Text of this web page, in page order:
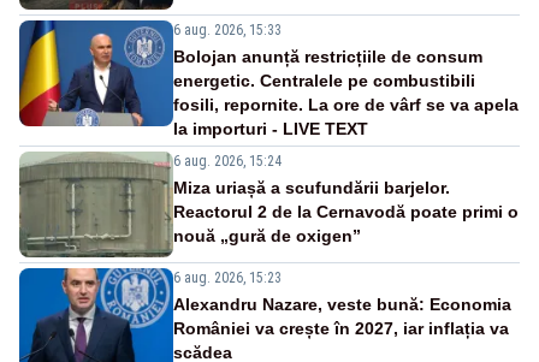
6 aug. 2026, 15:33
Bolojan anunță restricțiile de consum
energetic. Centralele pe combustibili
fosili, repornite. La ore de vârf se va apela
la importuri - LIVE TEXT
6 aug. 2026, 15:24
Miza uriașă a scufundării barjelor.
Reactorul 2 de la Cernavodă poate primi o
nouă „gură de oxigen”
6 aug. 2026, 15:23
Alexandru Nazare, veste bună: Economia
României va crește în 2027, iar inflația va
scădea